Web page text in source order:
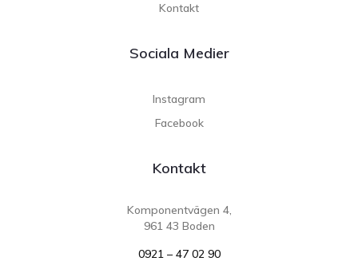
Kontakt
Sociala Medier
Instagram
Facebook
Kontakt
Komponentvägen 4,
961 43 Boden
0921 – 47 02 90